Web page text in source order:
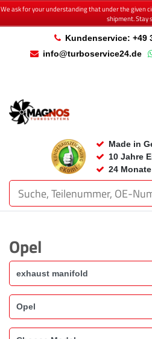
We ask for your understanding that under the given
shipment. Stay
Kundenservice: +49
info@turboservice24.de
Made in
10 Jahre
24
Opel